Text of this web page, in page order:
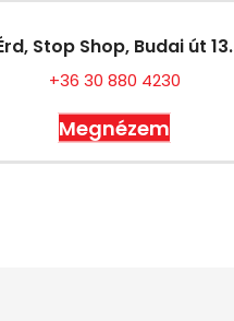
Stop Shop, Budai út 13.
+36 30 880 4230
Megnézem